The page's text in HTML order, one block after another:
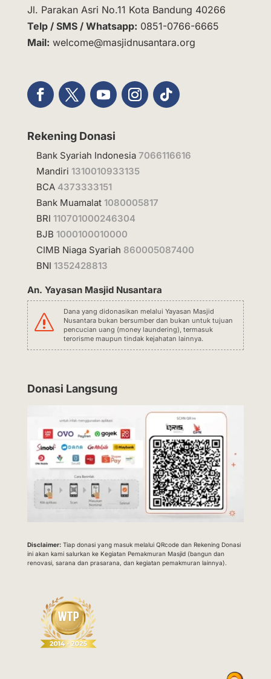
Jl. Parakan Asri No.11 Kota Bandung 40266
Telp / SMS / Whatsapp: 0851-0766-6665
Mail: welcome@masjidnusantara.org
Rekening Donasi
Bank Syariah Indonesia 7066116616
Mandiri 1310010933135
BCA 4373333151
Bank Muamalat 1080005817
BRI 110701000246304
BJB 1000100010000
CIMB Niaga Syariah 860005087400
BNI 1352428813
An. Yayasan Masjid Nusantara
s
Dana yang didonasikan melalui Yayasan Masjid
Nusantara bukan bersumber dan bukan untuk tujuan
pencucian uang (money laundering), termasuk
terorisme maupun tindak kejahatan lainnya.
Donasi Langsung
Disclaimer:Tiap donasi yang masuk melalui QRcode dan Rekening Donasi
ini akan kami salurkan ke Kegiatan Pemakmuran Masjid (bangun dan
renovasi, sarana dan prasarana, dan kegiatan pemakmuran lainnya).